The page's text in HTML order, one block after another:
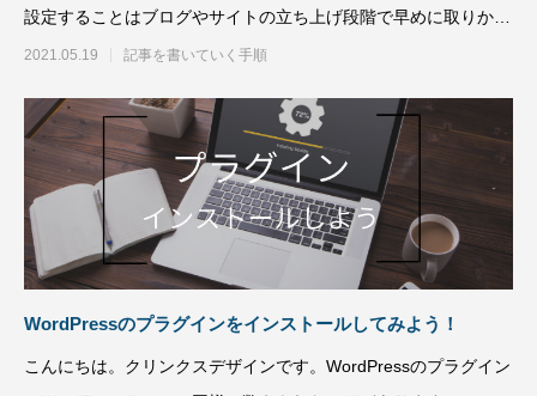
SWELLボックスメニューをスマホで表示
させる方法
2022.02.11
スポーツジムデモ
2022.02.03
設定することはブログやサイトの立ち上げ段階で早めに取りかか
りたい項
2021.05.19 記事を書いていく手順
WordPressのプラグインをインストールしてみよう！
こんにちは。クリンクスデザインです。WordPressのプラグイン